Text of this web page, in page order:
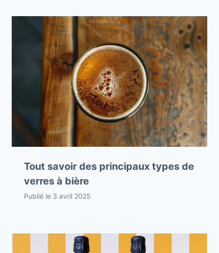
Tout savoir des principaux types de
verres à bière
Publié le 3 avril 2025